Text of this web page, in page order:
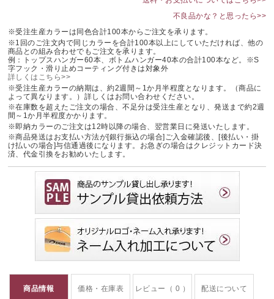
不良品かな？と思ったら>>
※受注生産カラーは同色合計100本からご注文を承ります。
※1回のご注文内で同じカラーを合計100本以上にしていただければ、他の
商品との組み合わせでもご注文を承ります。
例：トップスハンガー60本、ボトムハンガー40本の合計100本など。※S
字フック・滑り止めコーティング付きは対象外
詳しくはこちら>>
※受注生産カラーの納期は、約2週間～1か月半程度となります。（商品に
よって異なります。）詳しくはお問い合わせください。
※在庫数を超えたご注文の場合、不足分は受注生産となり、発送まで約2週
間～1か月半程度かかります。
※即納カラーのご注文は12時以降の場合、翌営業日に発送いたします。
※商品発送はお支払い方法が[銀行振込の場合]ご入金確認後、[後払い・掛
け払いの場合]与信通過後になります。お急ぎの場合はクレジットカード決
済、代金引換をお勧めいたします。
商品情報 価格・在庫表 レビュー（ 0 ） 配送について